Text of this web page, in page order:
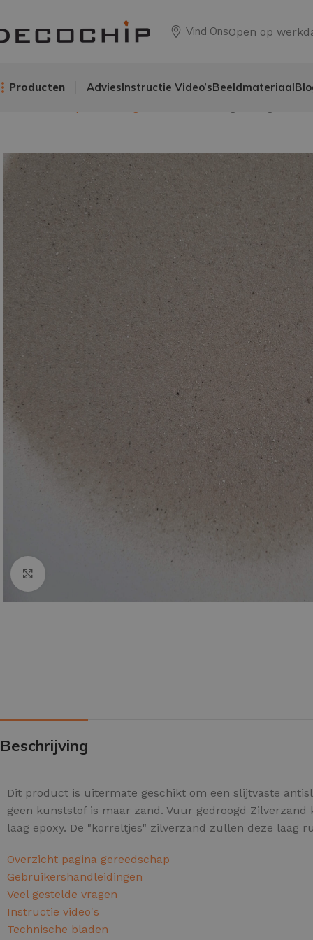
Vind OnsOpen op
Producten
Gietvloer woonruimte
LOS PER VERPAKKING
Impregneer snel
Tegelprimer
AdviesInstructie Video’sBeeldmateriaal
Beschrijving
Dit product is uitermate geschikt om een slijtvaste
geen kunststof is maar zand. Vuur gedroogd
laag epoxy. De "korreltjes" zilverzand zullen deze laag
Overzicht pagina gereedschap
Gebruikershandleidingen
Veel gestelde vragen
Instructie video's
Technische bladen